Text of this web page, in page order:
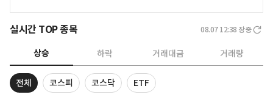
실시간 TOP 종목 08.07 12:38 장중
상승 하락 거래대금 거래량
전체 코스피 코스닥 ETF